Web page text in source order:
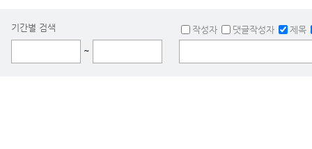
기간별 검색
~
작성자 댓글작성자 제목